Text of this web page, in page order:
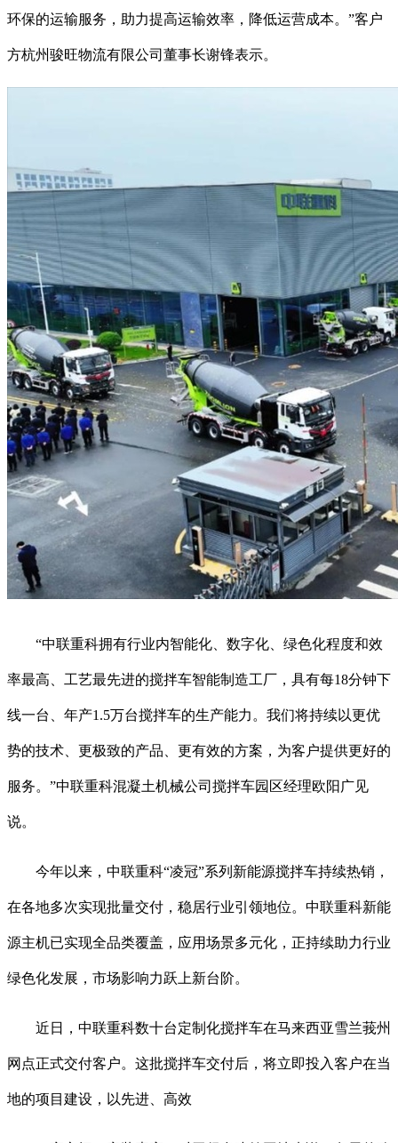
环保的运输服务，助力提高运输效率，降低运营成本。”客户
方杭州骏旺物流有限公司董事长谢锋表示。
“中联重科拥有行业内智能化、数字化、绿色化程度和效
率最高、工艺最先进的搅拌车智能制造工厂，具有每18分钟下
线一台、年产1.5万台搅拌车的生产能力。我们将持续以更优
势的技术、更极致的产品、更有效的方案，为客户提供更好的
服务。”中联重科混凝土机械公司搅拌车园区经理欧阳广见
说。
今年以来，中联重科“凌冠”系列新能源搅拌车持续热销，
在各地多次实现批量交付，稳居行业引领地位。中联重科新能
源主机已实现全品类覆盖，应用场景多元化，正持续助力行业
绿色化发展，市场影响力跃上新台阶。
近日，中联重科数十台定制化搅拌车在马来西亚雪兰莪州
网点正式交付客户。这批搅拌车交付后，将立即投入客户在当
地的项目建设，以先进、高效